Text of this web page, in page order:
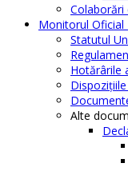
Colaborări
Monitorul Oficial
Statutul
Hotărârile
Alte